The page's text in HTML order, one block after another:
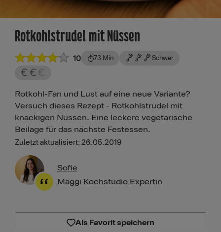
Rotkohlstrudel mit Nüssen
10 73 Min Schwer
Rotkohl-Fan und Lust auf eine neue Variante?
Versuch dieses Rezept - Rotkohlstrudel mit
knackigen Nüssen. Eine leckere vegetarische
Beilage für das nächste Festessen.
Zuletzt aktualisiert: 26.05.2019
Sofie
Maggi Kochstudio Expertin
Als Favorit speichern